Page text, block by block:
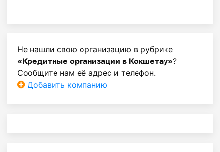
Не нашли свою организацию в рубрике
«Кредитные организации в Кокшетау»?
Сообщите нам её адрес и телефон.
Добавить компанию